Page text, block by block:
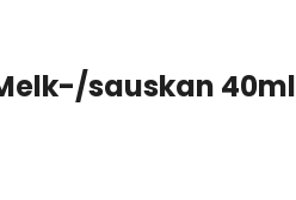
sauskan 40ml